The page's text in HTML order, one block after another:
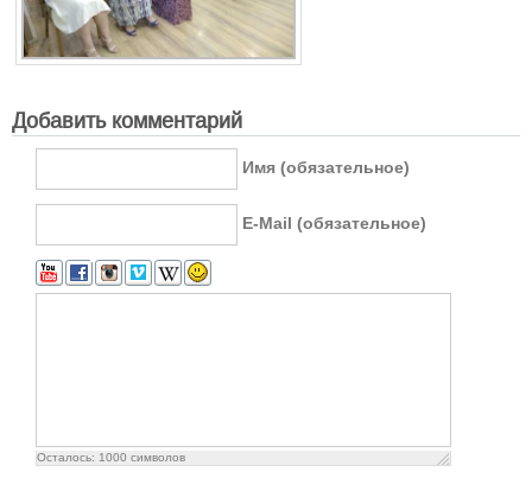
Добавить комментарий
Имя (обязательное)
E-Mail (обязательное)
Осталось: 1000 символов